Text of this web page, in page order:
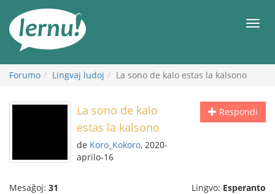
enhavo
Forumo Lingvaj ludoj La sono de kalo estas la kalsono
Respondi
La sono de kalo
estas la kalsono
de Koro_Kokoro, 2020-
aprilo-16
Mesaĝoj: 31 Lingvo: Esperanto